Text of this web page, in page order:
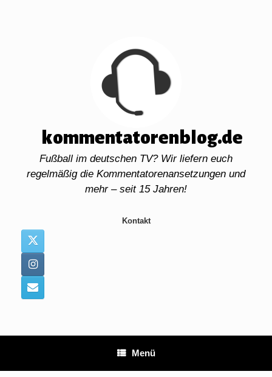
kommentatorenblog.de
Fußball im deutschen TV? Wir liefern euch
regelmäßig die Kommentatorenansetzungen und
mehr – seit 15 Jahren!
Kontakt
Menü